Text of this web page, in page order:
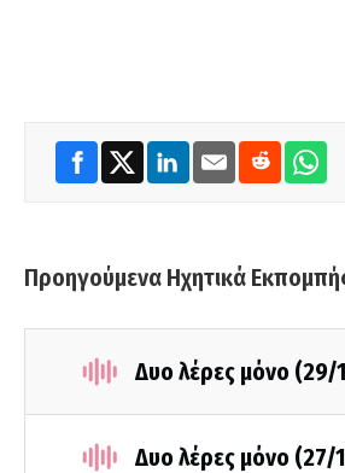
Προηγούμενα Ηχητικά
Δυο λέρες μόνο (29/
Δυο λέρες μόνο (27/